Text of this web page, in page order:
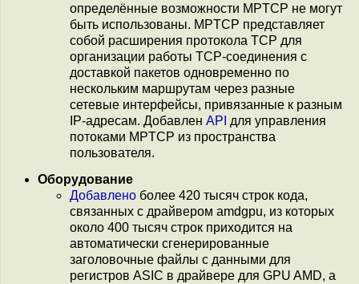
определённые возможности MPTCP не могут
быть использованы. MPTCP представляет
собой расширения протокола TCP для
организации работы TCP-соединения с
доставкой пакетов одновременно по
нескольким маршрутам через разные
сетевые интерфейсы, привязанные к разным
IP-адресам. Добавлен API для управления
потоками MPTCP из пространства
пользователя.
Оборудование
Добавлено более 420 тысяч строк кода,
связанных с драйвером amdgpu, из которых
около 400 тысяч строк приходится на
автоматически сгенерированные
заголовочные файлы с данными для
регистров ASIC в драйвере для GPU AMD, а